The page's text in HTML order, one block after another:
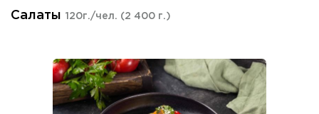
Салаты 120г./чел. (2 400 г.)